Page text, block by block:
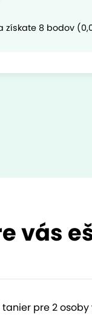
získate 8 bodov
vás
tanier pre 2 osoby